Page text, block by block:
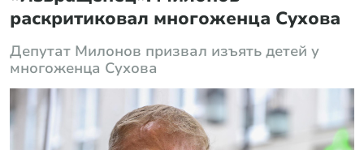
раскритиковал многоженца Сухова
Депутат Милонов призвал изъять детей у
многоженца Сухова